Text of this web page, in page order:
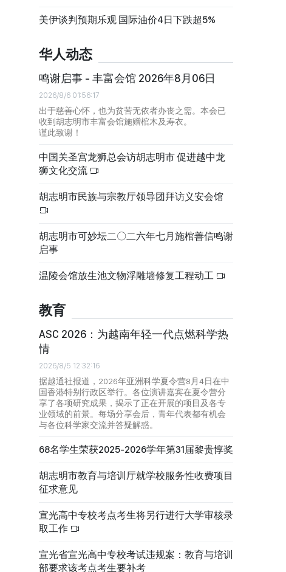
美伊谈判预期乐观 国际油价4日下跌超5%
华人动态
鸣谢启事 - 丰富会馆 2026年8月06日
2026/8/6 01:56:17
出于慈善心怀，也为贫苦无依者办丧之需。本会已
收到胡志明市丰富会馆施赠棺木及寿衣。
谨此致谢！
中国关圣宫龙狮总会访胡志明市 促进越中龙
狮文化交流
胡志明市民族与宗教厅领导团拜访义安会馆
胡志明市可妙坛二〇二六年七月施棺善信鸣谢
启事
温陵会馆放生池文物浮雕墙修复工程动工
教育
ASC 2026：为越南年轻一代点燃科学热
情
2026/8/5 12:32:16
据越通社报道，2026年亚洲科学夏令营8月4日在中
国香港特别行政区举行。各位演讲嘉宾在夏令营分
享了各项研究成果，揭示了正在开展的项目及各专
业领域的前景。每场分享会后，青年代表都有机会
与各位科学家交流并答疑解惑。
68名学生荣获2025-2026学年第31届黎贵惇奖
胡志明市教育与培训厅就学校服务性收费项目
征求意见
宣光高中专校考点考生将另行进行大学审核录
取工作
宣光省宣光高中专校考试违规案：教育与培训
部要求该考点考生要补考